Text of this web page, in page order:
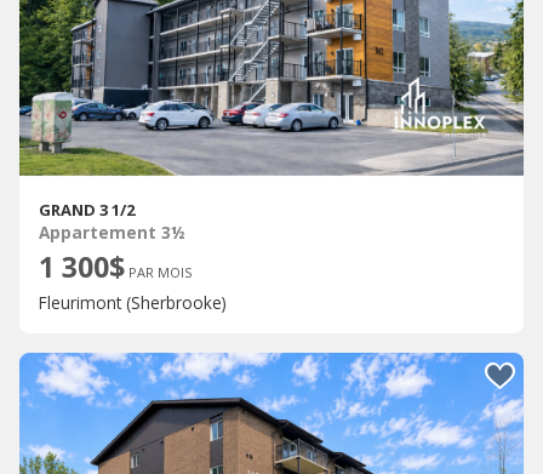
GRAND 3 1/2
Appartement 3½
1 300$ PAR MOIS
Fleurimont (Sherbrooke)